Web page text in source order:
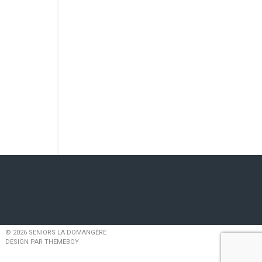
© 2026 SENIORS LA DOMANGÈRE
DESIGN PAR THEMEBOY